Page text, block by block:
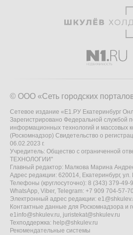
© ООО «Сеть городских
Сетевое издание «Е1.РУ Екатеринбург
Зарегистрировано Федеральной службой
информационных технологий и массовых
(Роскомнадзор) Свидетельство о
06.02.2023 г.
Учредитель: Общество с ограниченной
ТЕХНОЛОГИИ"
Главный редактор: Малкова Марина
Адрес редакции: 620014, Екатеринбург,
Телефоны (круглосуточно): 8 (343) 379-49-
WhatsApp, Viber, Telegram: +7 909 704-57-70
Электронный адрес редакции:
Контактные данные для Роскомнадзора и
e1info@shkulev.ru, juristekat@shkulev.ru
Техподдержка: help@shkulev.ru
Рекомендательные системы